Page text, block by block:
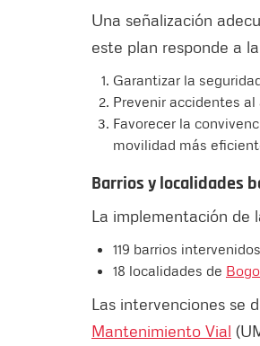
Una señalización
este plan responde a
Garantizar la
Prevenir accidentes
Favorecer la
movilidad más
Barrios y localidades
La implementación de
119 barrios intervenidos
18 localidades de
Las intervenciones se
Mantenimiento Vial